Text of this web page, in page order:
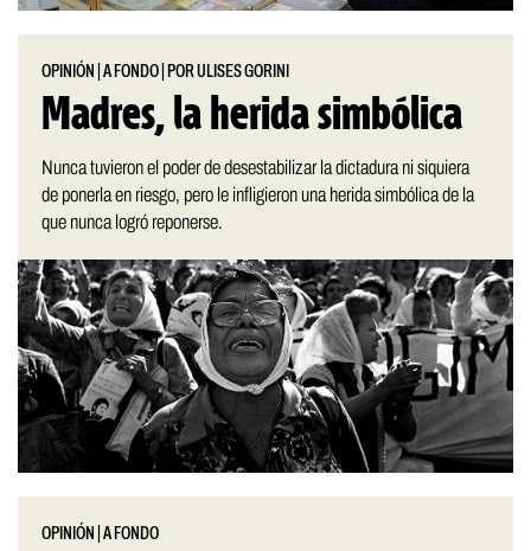
OPINIÓN |A FONDO POR ULISES GORINI
Madres, la herida simbólica
Nunca tuvieron el poder de desestabilizar la dictadura ni siquiera
de ponerla en riesgo, pero le infligieron una herida simbólica de la
que nunca logró reponerse.
OPINIÓN |A FONDO